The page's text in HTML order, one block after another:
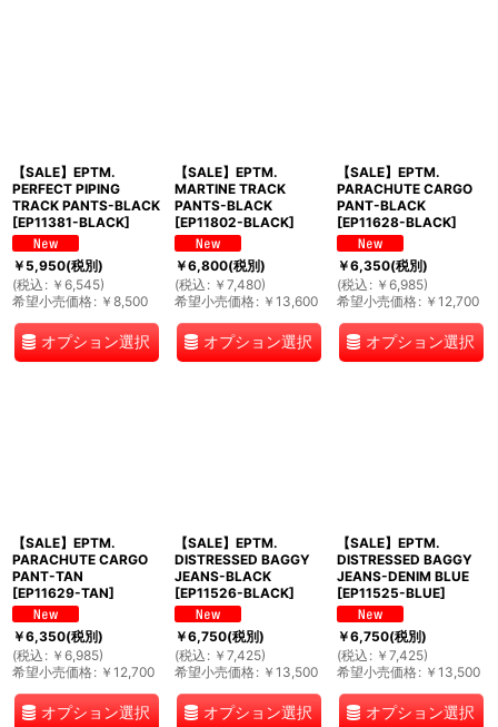
【SALE】EPTM.
PERFECT PIPING
TRACK PANTS-BLACK
[EP11381-BLACK]
￥5,950(税別)
(税込 : ￥ 6,545)
希望小売価格: ￥ 8,500
オプション選択
【SALE】EPTM.
MARTINE TRACK
PANTS-BLACK
[EP11802-BLACK]
￥6,800(税別)
(税込 : ￥ 7,480)
希望小売価格: ￥ 13,600
オプション選択
【SALE】EPTM.
PARACHUTE CARGO
PANT-BLACK
[EP11628-BLACK]
￥6,350(税別)
(税込 : ￥ 6,985)
希望小売価格: ￥ 12,700
オプション選択
【SALE】EPTM.
PARACHUTE CARGO
PANT-TAN
[EP11629-TAN]
￥6,350(税別)
(税込 : ￥ 6,985)
希望小売価格: ￥ 12,700
オプション選択
【SALE】EPTM.
DISTRESSED BAGGY
JEANS-BLACK
[EP11526-BLACK]
￥6,750(税別)
(税込 : ￥ 7,425)
希望小売価格: ￥ 13,500
オプション選択
【SALE】EPTM.
DISTRESSED BAGGY
JEANS-DENIM BLUE
[EP11525-BLUE]
￥6,750(税別)
(税込 : ￥ 7,425)
希望小売価格: ￥ 13,500
オプション選択